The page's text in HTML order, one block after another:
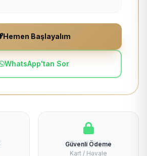
Hemen Başlayalım
WhatsApp'tan Sor
Güvenli Ödeme
Kart / Havale